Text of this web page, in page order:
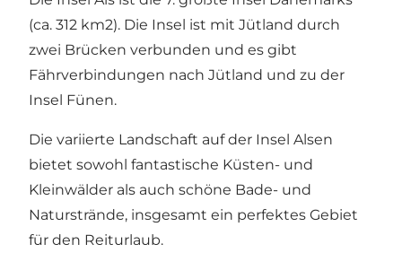
(ca. 312 km2). Die Insel ist mit Jütland durch
zwei Brücken verbunden und es gibt
Fährverbindungen nach Jütland und zu der
Insel Fünen.
Die variierte Landschaft auf der Insel Alsen
bietet sowohl fantastische Küsten- und
Kleinwälder als auch schöne Bade- und
Naturstrände, insgesamt ein perfektes Gebiet
für den Reiturlaub.